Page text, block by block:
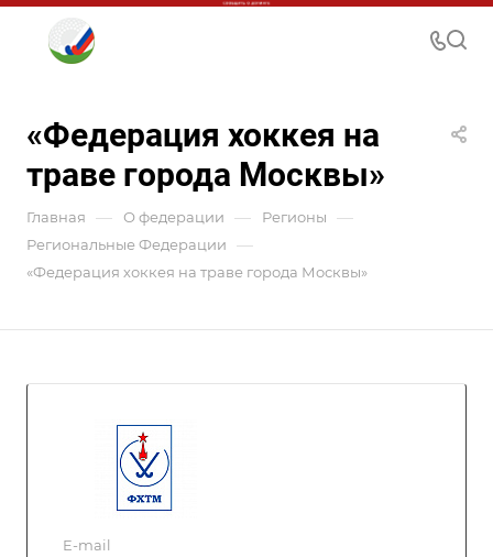
«Федерация хоккея на
траве города Москвы»
Главная — О федерации — Регионы —
Региональные Федерации —
«Федерация хоккея на траве города Москвы»
E-mail